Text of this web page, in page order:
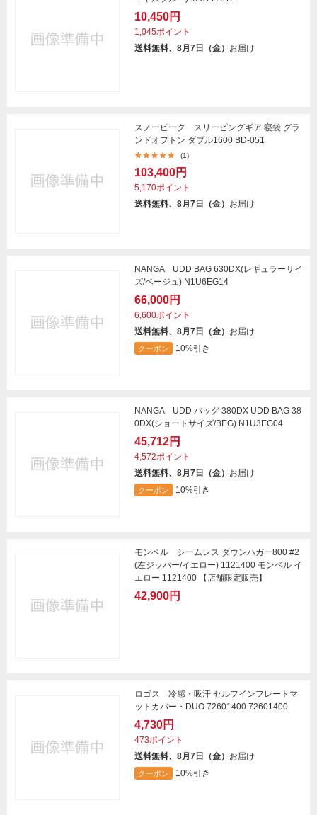
10,450円
1,045ポイント
送料無料、8月7日（金） お届け
スノーピーク スリーピングギア 寝袋 グラ
ンドオフトン ダブル1600 BD-051
(1)
103,400円
5,170ポイント
送料無料、8月7日（金） お届け
NANGA UDD BAG 630DX(レギュラーサイ
ズ/ベージュ) N1U6EG14
66,000円
6,600ポイント
送料無料、8月7日（金） お届け
クーポン 10%引き
NANGA UDD バッグ 380DX UDD BAG 38
0DX(ショートサイズ/BEG) N1U3EG04
45,712円
4,572ポイント
送料無料、8月7日（金） お届け
クーポン 10%引き
モンベル シームレス ダウンハガー800 #2
(左ジッパー/イエロー) 1121400 モンベル イ
エロー 1121400 【店舗限定販売】
42,900円
ロゴス 冷感・吸汗 セルフインフレートマ
ットカバー・DUO 72601400 72601400
4,730円
473ポイント
送料無料、8月7日（金） お届け
クーポン 10%引き